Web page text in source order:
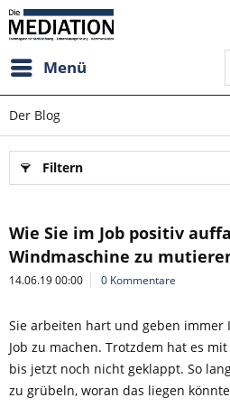
Menü
Der Blog
Filtern
Wie Sie im Job positiv
Windmaschine zu
14.06.19 00:00 0 Kommentare
Sie arbeiten hart und geben immer
Job zu machen. Trotzdem hat es
bis jetzt noch nicht geklappt. So
zu grübeln, woran das liegen